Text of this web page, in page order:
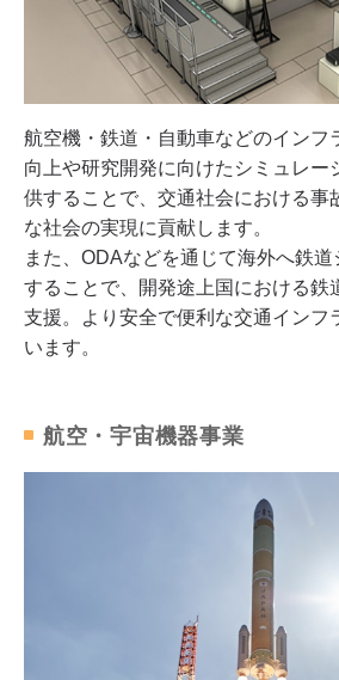
航空機・鉄道・自動車などのインフ
向上や研究開発に向けたシミュレー
供することで、交通社会における事
な社会の実現に貢献します。
また、ODAなどを通じて海外へ鉄
することで、開発途上国における鉄
支援。より安全で便利な交通インフ
います。
航空・宇宙機器事業